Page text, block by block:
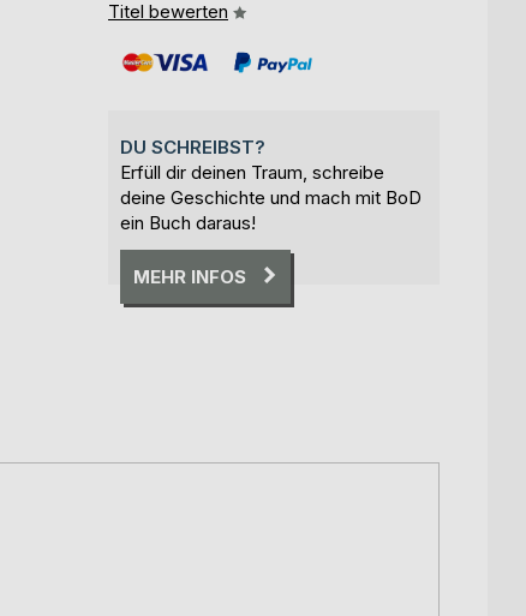
Titel bewerten
DU SCHREIBST?
Erfüll dir deinen Traum, schreibe
deine Geschichte und mach mit BoD
ein Buch daraus!
MEHR INFOS